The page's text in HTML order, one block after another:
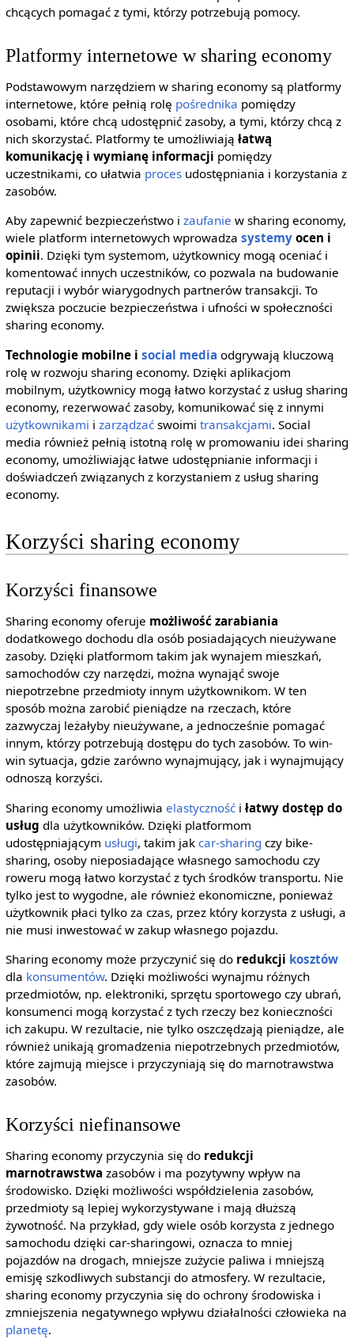
chcących pomagać z tymi, którzy potrzebują pomocy.
Platformy internetowe w sharing economy
Podstawowym narzędziem w sharing economy są platformy
internetowe, które pełnią rolę pośrednika pomiędzy
osobami, które chcą udostępnić zasoby, a tymi, którzy chcą z
nich skorzystać. Platformy te umożliwiają łatwą
komunikację i wymianę informacji pomiędzy
uczestnikami, co ułatwia procesudostępniania i korzystania z
zasobów.
Aby zapewnić bezpieczeństwo i zaufanie w sharing economy,
wiele platform internetowych wprowadza systemyocen i
opinii. Dzięki tym systemom, użytkownicy mogą oceniać i
komentować innych uczestników, co pozwala na budowanie
reputacji i wybór wiarygodnych partnerów transakcji. To
zwiększa poczucie bezpieczeństwa i ufności w społeczności
sharing economy.
Technologie mobilne i social media odgrywają kluczową
rolę w rozwoju sharing economy. Dzięki aplikacjom
mobilnym, użytkownicy mogą łatwo korzystać z usług sharing
economy, rezerwować zasoby, komunikować się z innymi
użytkownikami i zarządzaćswoimi transakcjami. Social
media również pełnią istotną rolę w promowaniu idei sharing
economy, umożliwiając łatwe udostępnianie informacji i
doświadczeń związanych z korzystaniem z usług sharing
economy.
Korzyści sharing economy
Korzyści finansowe
Sharing economy oferuje możliwość zarabiania
dodatkowego dochodu dla osób posiadających nieużywane
zasoby. Dzięki platformom takim jak wynajem mieszkań,
samochodów czy narzędzi, można wynająć swoje
niepotrzebne przedmioty innym użytkownikom. W ten
sposób można zarobić pieniądze na rzeczach, które
zazwyczaj leżałyby nieużywane, a jednocześnie pomagać
innym, którzy potrzebują dostępu do tych zasobów. To win-
win sytuacja, gdzie zarówno wynajmujący, jak i wynajmujący
odnoszą korzyści.
Sharing economy umożliwia elastycznośći łatwy dostęp do
usług dla użytkowników. Dzięki platformom
udostępniającym usługi, takim jak car-sharing czy bike-
sharing, osoby nieposiadające własnego samochodu czy
roweru mogą łatwo korzystać z tych środków transportu. Nie
tylko jest to wygodne, ale również ekonomiczne, ponieważ
użytkownik płaci tylko za czas, przez który korzysta z usługi, a
nie musi inwestować w zakup własnego pojazdu.
Sharing economy może przyczynić się do redukcji kosztów
dla konsumentów. Dzięki możliwości wynajmu różnych
przedmiotów, np. elektroniki, sprzętu sportowego czy ubrań,
konsumenci mogą korzystać z tych rzeczy bez konieczności
ich zakupu. W rezultacie, nie tylko oszczędzają pieniądze, ale
również unikają gromadzenia niepotrzebnych przedmiotów,
które zajmują miejsce i przyczyniają się do marnotrawstwa
zasobów.
Korzyści niefinansowe
Sharing economy przyczynia się do redukcji
marnotrawstwa zasobów i ma pozytywny wpływ na
środowisko. Dzięki możliwości współdzielenia zasobów,
przedmioty są lepiej wykorzystywane i mają dłuższą
żywotność. Na przykład, gdy wiele osób korzysta z jednego
samochodu dzięki car-sharingowi, oznacza to mniej
pojazdów na drogach, mniejsze zużycie paliwa i mniejszą
emisję szkodliwych substancji do atmosfery. W rezultacie,
sharing economy przyczynia się do ochrony środowiska i
zmniejszenia negatywnego wpływu działalności człowieka na
planetę.